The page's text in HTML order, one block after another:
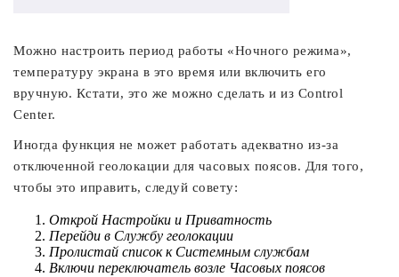
Можно настроить период работы «Ночного режима»,
температуру экрана в это время или включить его
вручную. Кстати, это же можно сделать и из Control
Center.
Иногда функция не может работать адекватно из-за
отключенной геолокации для часовых поясов. Для того,
чтобы это иправить, следуй совету:
Открой Настройки и Приватность
Перейди в Службу геолокации
Пролистай список к Системным службам
Включи переключатель возле Часовых поясов